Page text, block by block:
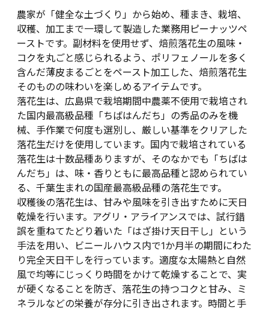
農家が「健全な土づくり」から始め、種まき、栽培、
収穫、加工まで一環して製造した業務用ピーナッツペ
ーストです。副材料を使用せず、焙煎落花生の風味・
コクを丸ごと感じられるよう、ポリフェノールを多く
含んだ薄皮まるごとをペースト加工した、焙煎落花生
そのものの味わいを楽しめるアイテムです。
落花生は、広島県で栽培期間中農薬不使用で栽培され
た国内最高級品種「ちばはんだち」の秀品のみを機
械、手作業で何度も選別し、厳しい基準をクリアした
落花生だけを使用しています。国内で栽培されている
落花生は十数品種ありますが、そのなかでも「ちばは
んだち」は、味・香りともに最高品種と認められてい
る、千葉生まれの国産最高級品種の落花生です。
収穫後の落花生は、甘みや風味を引き出すために天日
乾燥を行います。アグリ・アライアンスでは、試行錯
誤を重ねてたどり着いた「はざ掛け天日干し」という
手法を用い、ビニールハウス内で1か月半の期間にわた
り完全天日干しを行っています。適度な太陽熱と自然
風で均等にじっくり時間をかけて乾燥することで、実
が硬くなることを防ぎ、落花生の持つコクと甘み、ミ
ネラルなどの栄養が存分に引き出されます。時間と手